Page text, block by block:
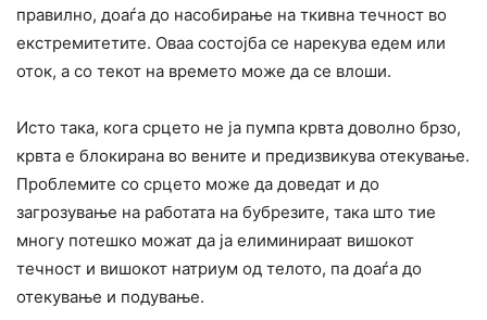
правилно, доаѓа до насобирање на ткивна течност во
екстремитетите. Оваа состојба се нарекува едем или
оток, а со текот на времето може да се влоши.
Исто така, кога срцето не ја пумпа крвта доволно брзо,
крвта е блокирана во вените и предизвикува отекување.
Проблемите со срцето може да доведат и до
загрозување на работата на бубрезите, така што тие
многу потешко можат да ја елиминираат вишокот
течност и вишокот натриум од телото, па доаѓа до
отекување и подување.